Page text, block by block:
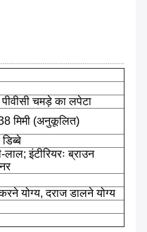
चमड़े का लपेटा
मिमी (अनुकूलित)
लाल; इंटीरियरः ब्राउन
योग्य, दराज डालने योग्य